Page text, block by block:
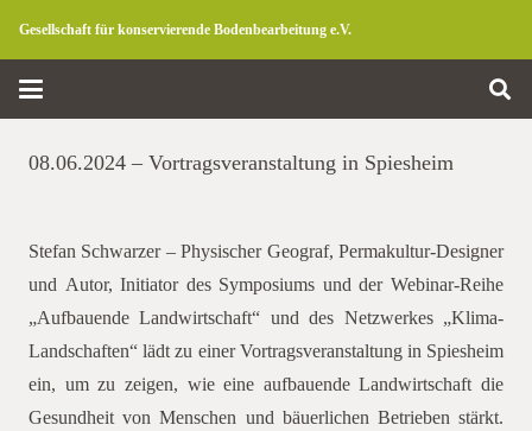
Gesellschaft für konservierende Bodenbearbeitung e.V.
08.06.2024 – Vortragsveranstaltung in Spiesheim
Stefan Schwarzer – Physischer Geograf, Permakultur-Designer
und Autor, Initiator des Symposiums und der Webinar-Reihe
„Aufbauende Landwirtschaft“ und des Netzwerkes „Klima-
Landschaften“ lädt zu einer Vortragsveranstaltung in Spiesheim
ein, um zu zeigen, wie eine aufbauende Landwirtschaft die
Gesundheit von Menschen und bäuerlichen Betrieben stärkt.